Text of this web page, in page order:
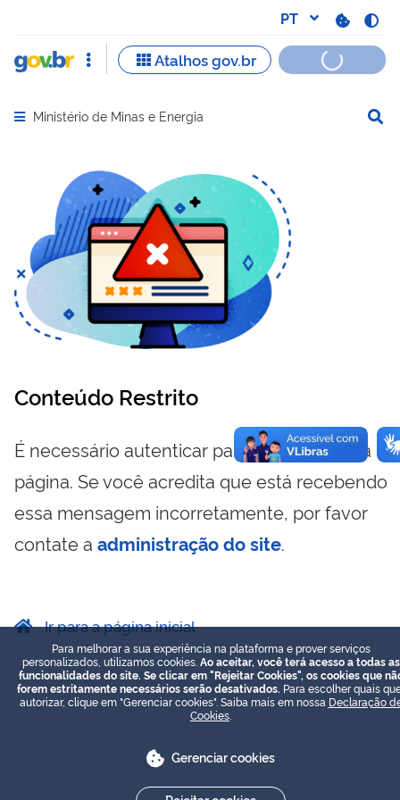
Abrir menu principal de navegação
Ministério de Minas e Energia
Conteúdo Restrito
É necessário autenticar para visualizar essa
página. Se você acredita que está recebendo
essa mensagem incorretamente, por favor
contate a administração do site.
Ir para a página inicial
Para melhorar a sua experiência na plataforma e prover serviços
personalizados, utilizamos cookies. Ao aceitar, você terá acesso a todas as
funcionalidades do site. Se clicar em "Rejeitar Cookies", os cookies que
forem estritamente necessários serão desativados. Para escolher quais
autorizar, clique em "Gerenciar cookies". Saiba mais em nossa Declaração
Cookies
Gerenciar cookies